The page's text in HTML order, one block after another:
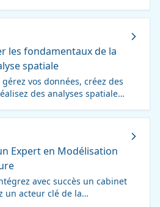
les fondamentaux de la
spatiale
gérez vos données, créez des
des analyses spatiales
Expert en Modélisation
avec succès un cabinet
un acteur clé de la